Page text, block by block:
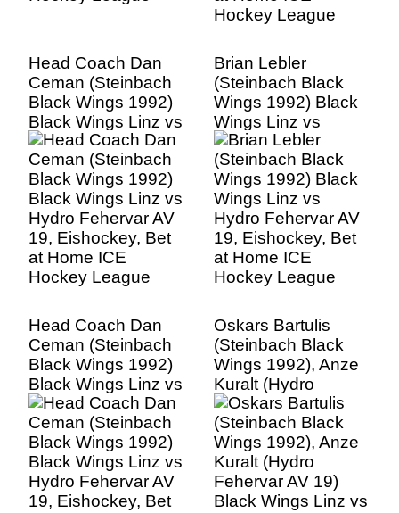
Head Coach Dan
Ceman (Steinbach
Black Wings 1992)
Black Wings Linz vs
Hydro Fehervar AV
19, Eishockey, Bet
at Home ICE
Hockey League
Brian Lebler
(Steinbach Black
Wings 1992) Black
Wings Linz vs
Hydro Fehervar AV
19, Eishockey, Bet
at Home ICE
Hockey League
Head Coach Dan
Ceman (Steinbach
Black Wings 1992)
Black Wings Linz vs
Hydro Fehervar AV
19, Eishockey, Bet
at Home ICE
Hockey League
Oskars Bartulis
(Steinbach Black
Wings 1992), Anze
Kuralt (Hydro
Fehervar AV 19)
Black Wings Linz vs
Hydro Fehervar AV
19, Eishockey, Bet
at Home ICE
Hockey League